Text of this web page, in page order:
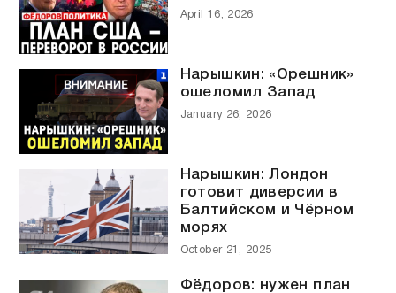
April 16, 2026
Нарышкин: «Орешник»
ошеломил Запад
January 26, 2026
Нарышкин: Лондон
готовит диверсии в
Балтийском и Чёрном
морях
October 21, 2025
Фёдоров: нужен план